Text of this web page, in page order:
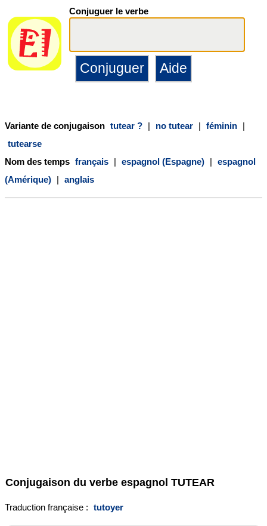
Conjuguer le verbe
Variante de conjugaison tutear ? | no tutear | féminin |
tutearse
Nom des temps français | espagnol (Espagne) | espagnol
(Amérique) | anglais
Conjugaison du verbe espagnol TUTEAR
Traduction française : tutoyer